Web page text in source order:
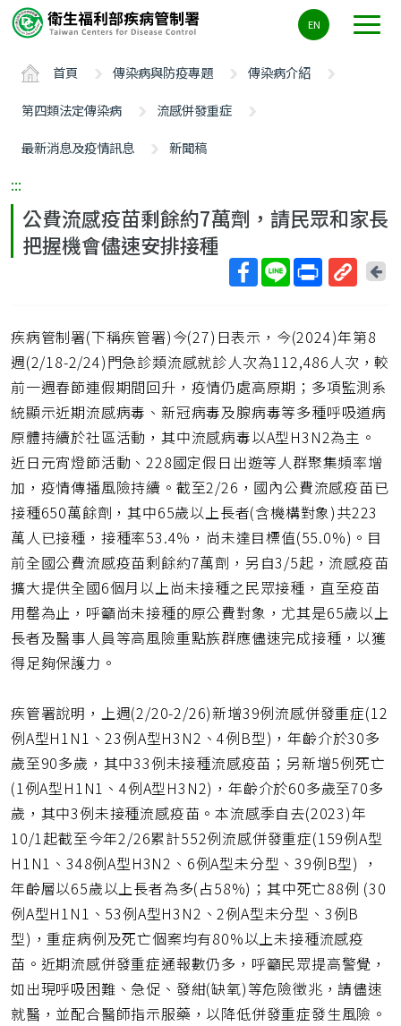
要
ALT+C
EN
首頁 傳染病與防疫專題
傳染病介紹
第四類法定傳染病
流感併發重症
最新消息及疫情訊息
新聞稿
:::
公費流感疫苗剩餘約7萬劑，請民眾和家長
把握機會儘速安排接種
短
網
址
回
疾病管制署(下稱疾管署)今(27)日表示，今(2024)年第8
週(2/18-2/24)門急診類流感就診人次為112,486人次，較
前一週春節連假期間回升，疫情仍處高原期；多項監測系
統顯示近期流感病毒、新冠病毒及腺病毒等多種呼吸道病
原體持續於社區活動，其中流感病毒以A型H3N2為主。
近日元宵燈節活動、228國定假日出遊等人群聚集頻率增
加，疫情傳播風險持續。截至2/26，國內公費流感疫苗已
接種650萬餘劑，其中65歲以上長者(含機構對象)共223
萬人已接種，接種率53.4%，尚未達目標值(55.0%)。目
前全國公費流感疫苗剩餘約7萬劑，另自3/5起，流感疫苗
擴大提供全國6個月以上尚未接種之民眾接種，直至疫苗
用罄為止，呼籲尚未接種的原公費對象，尤其是65歲以上
長者及醫事人員等高風險重點族群應儘速完成接種，以獲
得足夠保護力。
疾管署說明，上週(2/20-2/26)新增39例流感併發重症(12
例A型H1N1、23例A型H3N2、4例B型)，年齡介於30多
歲至90多歲，其中33例未接種流感疫苗；另新增5例死亡
(1例A型H1N1、4例A型H3N2)，年齡介於60多歲至70多
歲，其中3例未接種流感疫苗。本流感季自去(2023)年
10/1起截至今年2/26累計552例流感併發重症(159例A型
H1N1、348例A型H3N2、6例A型未分型、39例B型) ，
年齡層以65歲以上長者為多(占58%)；其中死亡88例 (30
例A型H1N1、53例A型H3N2、2例A型未分型、3例B
型)，重症病例及死亡個案均有80%以上未接種流感疫
苗。近期流感併發重症通報數仍多，呼籲民眾提高警覺，
如出現呼吸困難、急促、發紺(缺氧)等危險徵兆，請儘速
就醫，並配合醫師指示服藥，以降低併發重症發生風險。